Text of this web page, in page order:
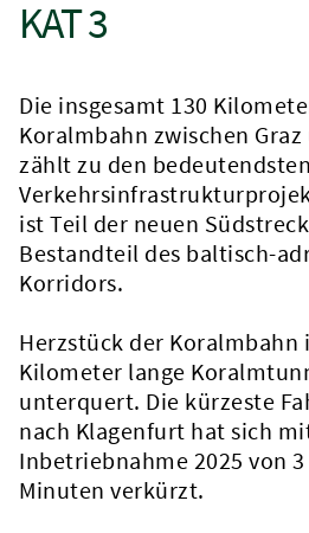
KAT 3
Die insgesamt 130
Koralmbahn zwischen
zählt zu den bedeutendsten
ist Teil der neuen
Bestandteil des baltisch-
Korridors.
Herzstück der Koralmbahn
Kilometer lange
unterquert. Die kürzeste
nach Klagenfurt hat sich
Inbetriebnahme 2025 von
Minuten verkürzt.